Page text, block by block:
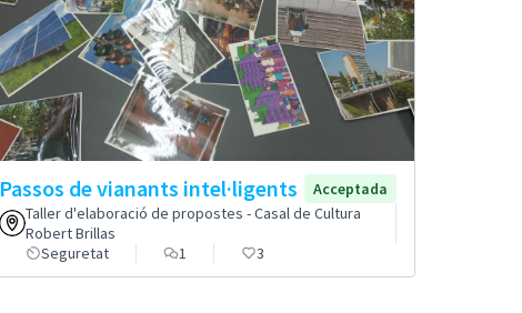
Passos de vianants intel·ligents
Acceptada
Taller d'elaboració de propostes - Casal de Cultura
Robert Brillas
Seguretat
1 3